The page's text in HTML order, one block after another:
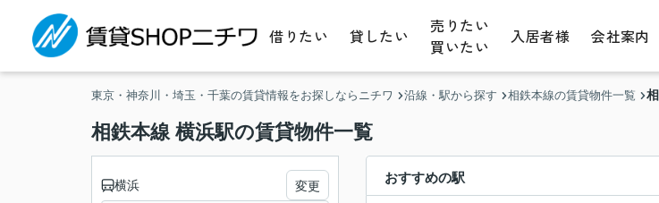
借りたい 貸したい
売りたい
買いたい
入居者様 会社案内
東京・神奈川・埼玉・千葉の賃貸情報をお探しならニチワ 沿線・駅から探す 相鉄本線の賃貸物件一覧
相鉄本線 横浜駅の賃貸物件一覧
おすすめの駅
横浜 変更